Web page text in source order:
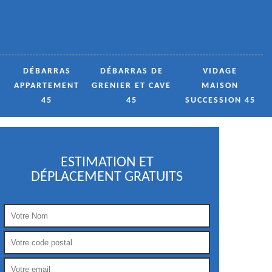
DÉBARRAS
APPARTEMENT
45
DÉBARRAS DE
GRENIER ET CAVE
45
VIDAGE
MAISON
SUCCESSION 45
ESTIMATION ET
DÉPLACEMENT GRATUITS